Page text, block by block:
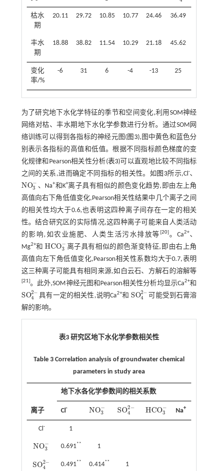
枯水
期
20.11 29.72 10.85 10.77 24.46 36.49
丰水
期
18.88 38.82 11.54 10.29 21.18 45.62
变化
率/%
-6 31 6 -4 -13 25
为了研究地下水化学特征的季节和空间变化,利用SOM神经
网络对枯、丰水期地下水化学参数进行分析。通过SOM网
络训练可以得到各指标的神经元图(图3),图中黄色和蓝色分
别表示各指标的高值和低值。根据不同指标颜色梯度的变
化规律和Pearson相关性分析(表3)可以直观地比较不同指标
之间的关系,进而确定不同指标的相关性。如 图3所示,Cl -、
NO−
3
NO3- 、Na+和K+离子具有相似的颜色变化趋势,即由左上角
高值向右下角低值变化,Pearson相关性结果中几个离子之间
的相关性均大于0.6,也表明这四种离子间存在一定的相关
性。结合研究区的实际情况,这四种离子可能来自人类活动
的影响,如农业施肥、人类生活污水排放等 20] 。Ca2+、
Mg2+和 HCO−
3
HCO3-
离子具有相似的颜色渐变特征,即由右上角
高值向左下角低值变化,Pearson相关性系数均大于0.7,表明
这三种离子可能具有相同来源,如白云石、方解石的溶解等
21 。此外,SOM神经元图和Pearson相关性分析均显示Ca2+和
SO2−
4
SO42 具有一定的相关性,说明Ca2+和 SO2−
4
SO42
可能受到石膏溶
解的影响。
表3 研究区地下水化学参数相关性
Table 3 Correlation analysis of groundwater chemical
parameters in study area
离子
地下水各化学参数间的相关系数
Cl - NO−
3
NO3- SO2−
4
SO42 HCO−
3
HCO3- Na+
Cl- 1
NO−
3
NO3- 0.691** 1
SO2−
4
SO42 0.491** 0.414** 1